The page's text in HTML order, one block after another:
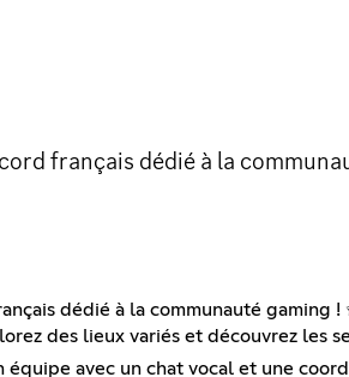
français dédié à la
dédié à la communauté gaming !
des lieux variés et découvrez les
avec un chat vocal et une